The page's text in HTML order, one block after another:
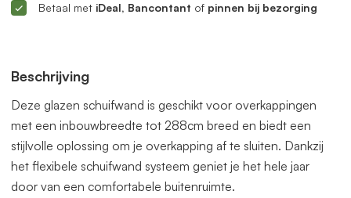
Beschrijving
Deze glazen schuifwand is geschikt voor overkappingen
met een inbouwbreedte tot 288cm breed en biedt een
stijlvolle oplossing om je overkapping af te sluiten. Dankzij
het flexibele schuifwand systeem geniet je het hele jaar
door van een comfortabele buitenruimte.
Betaal met iDeal, Bancontant of pinnen bij bezorging